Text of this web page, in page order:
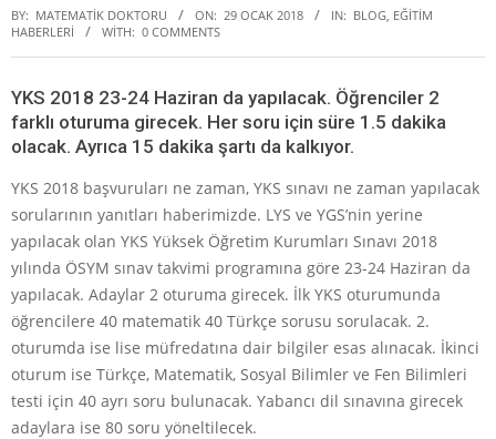
BY: MATEMATIK DOKTORU ON: 29 OCAK 2018 IN: BLOG EĞITIM
HABERLERI
WITH: 0 COMMENTS
YKS 2018 23-24 Haziran da yapılacak. Öğrenciler 2
farklı oturuma girecek. Her soru için süre 1.5 dakika
olacak. Ayrıca 15 dakika şartı da kalkıyor.
YKS 2018 başvuruları ne zaman, YKS sınavı ne zaman yapılacak
sorularının yanıtları haberimizde. LYS ve YGS’nin yerine
yapılacak olan YKS Yüksek Öğretim Kurumları Sınavı 2018
yılında ÖSYM sınav takvimi programına göre 23-24 Haziran da
yapılacak. Adaylar 2 oturuma girecek. İlk YKS oturumunda
öğrencilere 40 matematik 40 Türkçe sorusu sorulacak. 2.
oturumda ise lise müfredatına dair bilgiler esas alınacak. İkinci
oturum ise Türkçe, Matematik, Sosyal Bilimler ve Fen Bilimleri
testi için 40 ayrı soru bulunacak. Yabancı dil sınavına girecek
adaylara ise 80 soru yöneltilecek.